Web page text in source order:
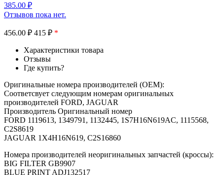
385.00 ₽
Отзывов пока нет.
456.00 ₽ 415 ₽ *
Характеристики товара
Отзывы
Где купить?
Оригинальные номера производителей (OEM):
Соответсвует следующим номерам оригинальных
производителей FORD, JAGUAR
Производитель Оригинальный номер
FORD 1119613, 1349791, 1132445, 1S7H16N619AC, 1115568,
C2S8619
JAGUAR 1X4H16N619, C2S16860
Номера производителей неоригинальных запчастей (кроссы):
BIG FILTER GB9907
BLUE PRINT ADJ132517